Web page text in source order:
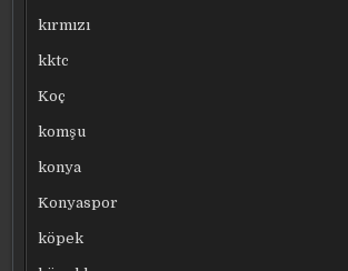
kırmızı
kktc
Koç
komşu
konya
Konyaspor
köpek